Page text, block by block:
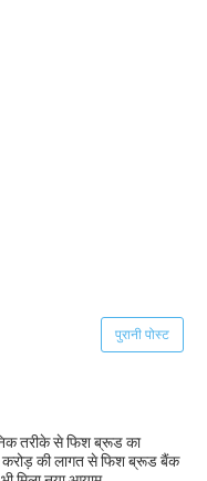
पुरानी पोस्ट
तरीके से फिश ब्रूड का
करोड़ की लागत से फिश ब्रूड बैंक